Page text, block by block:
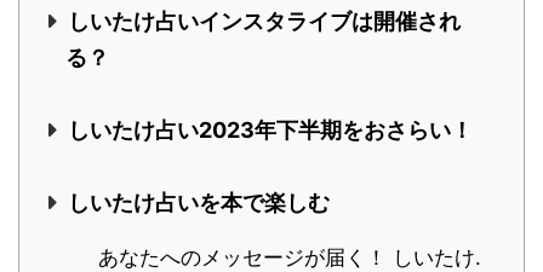
しいたけ占いインスタライブは開催され
る？
しいたけ占い2023年下半期をおさらい！
しいたけ占いを本で楽しむ
あなたへのメッセージが届く！ しいたけ.